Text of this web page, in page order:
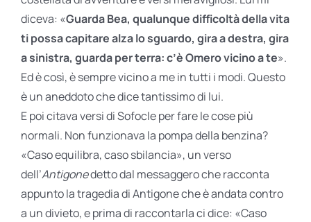
diceva: «Guarda Bea, qualunque difficoltà della vita
ti possa capitare alza lo sguardo, gira a destra, gira
a sinistra, guarda per terra: c’è Omero vicino a te».
Ed è così, è sempre vicino a me in tutti i modi. Questo
è un aneddoto che dice tantissimo di lui.
E poi citava versi di Sofocle per fare le cose più
normali. Non funzionava la pompa della benzina?
«Caso equilibra, caso sbilancia», un verso
dell’Antigonedetto dal messaggero che racconta
appunto la tragedia di Antigone che è andata contro
a un divieto, e prima di raccontarla ci dice: «Caso